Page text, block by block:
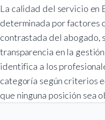
La calidad del servicio en
determinada por factores
contrastada del abogado,
transparencia en la
identifica a los
categoría según criterios
que ninguna posición sea